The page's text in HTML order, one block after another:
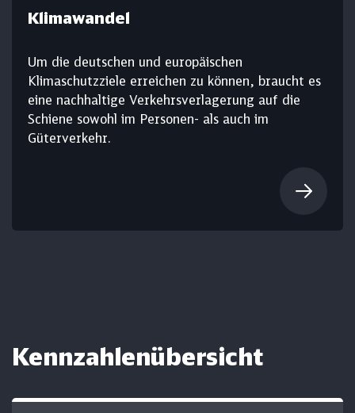
Klimawandel
Um die deutschen und europäischen
Klimaschutzziele erreichen zu können, braucht es
eine nachhaltige Verkehrsverlagerung auf die
Schiene sowohl im Personen- als auch im
Güterverkehr.
Kennzahlen­übersicht